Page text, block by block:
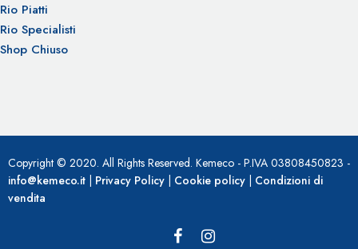
Rio Piatti
Rio Specialisti
Shop Chiuso
Copyright © 2020. All Rights Reserved. Kemeco - P.IVA 03808450823 -
info@kemeco.it
Privacy Policy Cookie policy
Condizioni di
vendita